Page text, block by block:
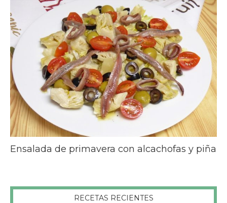
Ensalada de primavera con alcachofas y piña
RECETAS RECIENTES